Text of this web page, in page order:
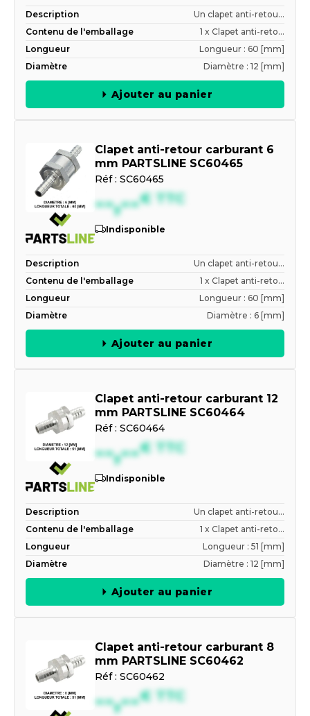
Description
Un clapet anti-retou...
Contenu de l'emballage
1 x Clapet anti-reto...
Longueur
Longueur : 60 [mm]
Diamètre
Diamètre : 12 [mm]
Ajouter au panier
Clapet anti-retour carburant 6
mm PARTSLINE SC60465
Réf : SC60465
--,--€ TTC
Indisponible
Description
Un clapet anti-retou...
Contenu de l'emballage
1 x Clapet anti-reto...
Longueur
Longueur : 60 [mm]
Diamètre
Diamètre : 6 [mm]
Ajouter au panier
Clapet anti-retour carburant 12
mm PARTSLINE SC60464
Réf : SC60464
--,--€ TTC
Indisponible
Description
Un clapet anti-retou...
Contenu de l'emballage
1 x Clapet anti-reto...
Longueur
Longueur : 51 [mm]
Diamètre
Diamètre : 12 [mm]
Ajouter au panier
Clapet anti-retour carburant 8
mm PARTSLINE SC60462
Réf : SC60462
--,--€ TTC